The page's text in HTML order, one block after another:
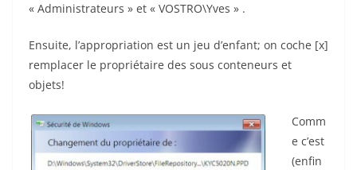
« Administrateurs » et « VOSTRO\Yves » .
Ensuite, l’appropriation est un jeu d’enfant; on coche [x]
remplacer le propriétaire des sous conteneurs et
objets!
Comm
e c’est
(enfin